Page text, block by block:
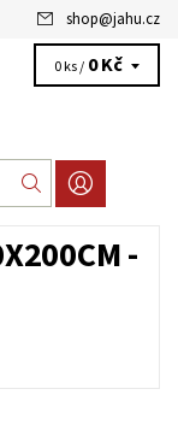
shop@jahu.cz
0 ks / 0 Kč
-